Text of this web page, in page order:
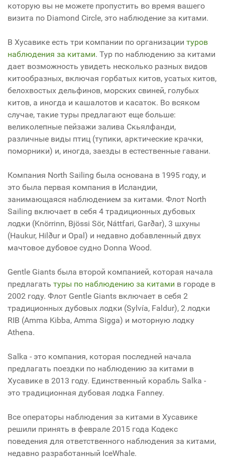
которую вы не можете пропустить во время вашего
визита по Diamond Circle, это наблюдение за китами.
В Хусавике есть три компании по организации туров
наблюдения за китами. Тур по наблюдению за китами
дает возможность увидеть несколько разных видов
китообразных, включая горбатых китов, усатых китов,
белохвостых дельфинов, морских свиней, голубых
китов, а иногда и кашалотов и касаток. Во всяком
случае, такие туры предлагают еще больше:
великолепные пейзажи залива Скьялфанди,
различные виды птиц (тупики, арктические крачки,
поморники) и, иногда, заезды в естественные гавани.
Компания North Sailing была основана в 1995 году, и
это была первая компания в Исландии,
занимающаяся наблюдением за китами. Флот North
Sailing включает в себя 4 традиционных дубовых
лодки (Knörrinn, Bjössi Sör, Náttfari, Garðar), 3 шхуны
(Haukur, Hilður и Opal) и недавно добавленный двух
мачтовое дубовое судно Donna Wood.
Gentle Giants была второй компанией, которая начала
предлагать туры по наблюдению за китами в городе в
2002 году. Флот Gentle Giants включает в себя 2
традиционных дубовых лодки (Sylvía, Faldur), 2 лодки
RIB (Amma Kibba, Amma Sigga) и моторную лодку
Athena.
Salka - это компания, которая последней начала
предлагать поездки по наблюдению за китами в
Хусавике в 2013 году. Единственный корабль Salka -
это традиционная дубовая лодка Fanney.
Все операторы наблюдения за китами в Хусавике
решили принять в феврале 2015 года Кодекс
поведения для ответственного наблюдения за китами,
недавно разработанный IceWhale.